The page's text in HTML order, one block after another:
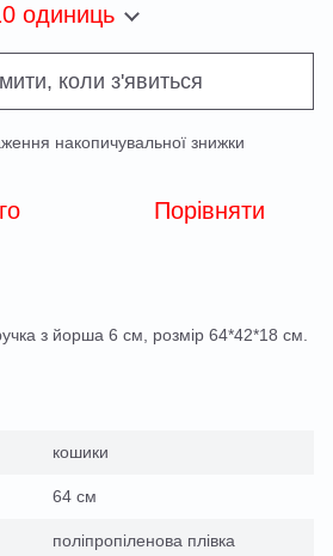
одиниць
коли з'явиться
накопичувальної знижки
Порівняти
з йорша 6 см, розмір 64*42*18 см.
кошики
64 см
поліпропіленова плівка